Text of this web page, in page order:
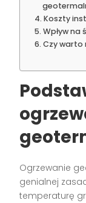
Koszty
Wpływ na
Czy warto
Ogrzewanie
genialnej
temperaturę